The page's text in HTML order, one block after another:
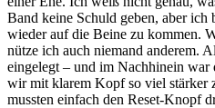
Band keine Schuld geben, aber ich
wieder auf die Beine zu kommen.
nütze ich auch niemand anderem.
eingelegt – und im Nachhinein war
wir mit klarem Kopf so viel stärker
mussten einfach den Reset-Knopf